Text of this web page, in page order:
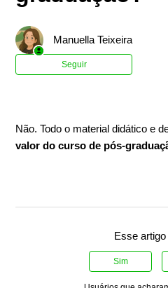
Manuella Teixeira
Seguir
Não. Todo o material didático e
valor do curso de pós-
Esse artigo
Sim